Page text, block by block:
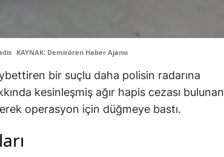
KAYNAK: Demirören Haber Ajansı
bir suçlu daha polisin radarına
kesinleşmiş ağır hapis cezası bulunan
operasyon için düğmeye bastı.